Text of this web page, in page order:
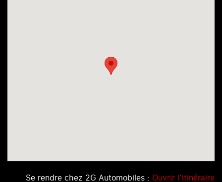
Se rendre chez 2G Automobiles : Ouvrir l’itinéraire